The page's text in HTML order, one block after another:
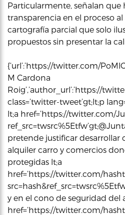
Particularmente, señalan que
transparencia en el proceso
cartografía parcial que solo
propuestos sin presentar la
{‘url’:’https://twitter.com/
M Cardona
Roig’,’author_url’:’https://
class=’twitter-tweet’gt;lt;p
lt;a href=’https://twitter.com/
pretende justificar desarrollar
alquiler carro y comercios
protegidas lt;a
href=’https://twitter.com/
y en el cono de seguridad del
href=’https://twitter.com/